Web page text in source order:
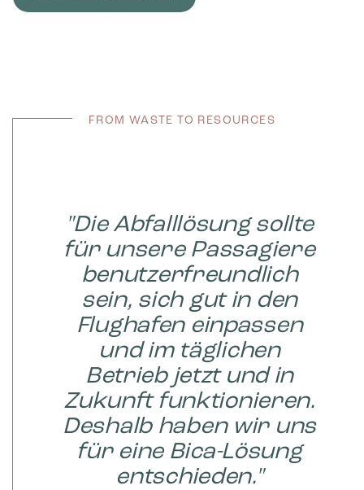
Bica Modell 623 Abfallbehälter 90 Liter
Helles anthrazit Beidseitig offen
1.280,00€
exkl. MwSt
FROM WASTE TO RESOURCES
"Die Abfalllösung sollte
für unsere Passagiere
benutzerfreundlich
sein, sich gut in den
Flughafen einpassen
und im täglichen
Betrieb jetzt und in
Zukunft funktionieren.
Deshalb haben wir uns
für eine Bica-Lösung
entschieden."